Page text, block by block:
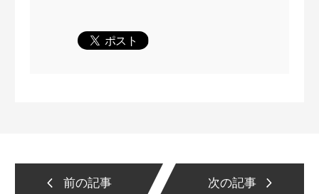
前の記事 次の記事